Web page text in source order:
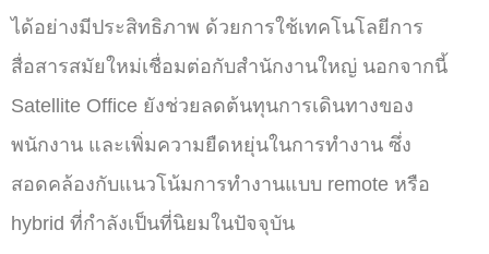
ได้อย่างมีประสิทธิภาพ ด้วยการใช้เทคโนโลยีการ
สื่อสารสมัยใหม่เชื่อมต่อกับสำนักงานใหญ่ นอกจากนี้
Satellite Office ยังช่วยลดต้นทุนการเดินทางของ
พนักงาน และเพิ่มความยืดหยุ่นในการทำงาน ซึ่ง
สอดคล้องกับแนวโน้มการทำงานแบบ remote หรือ
hybrid ที่กำลังเป็นที่นิยมในปัจจุบัน